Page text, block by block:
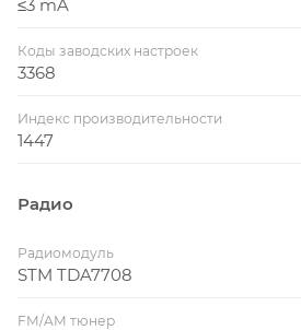
≤3 mA
Коды заводских настроек
3368
Индекс производительности
1447
Радио
Радиомодуль
STM TDA7708
FM/AM тюнер